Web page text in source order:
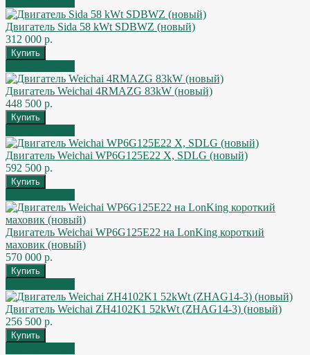
Двигатель Sida 58 kWt SDBWZ (новый)
312 000 р.
Двигатель Weichai 4RMAZG 83kW (новый)
448 500 р.
Двигатель Weichai WP6G125E22 X, SDLG (новый)
592 500 р.
Двигатель Weichai WP6G125E22 на LonKing короткий
маховик (новый)
570 000 р.
Двигатель Weichai ZH4102K1 52kWt (ZHAG14-3) (новый)
256 500 р.